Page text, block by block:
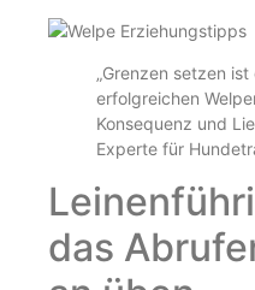
„Grenzen setzen
erfolgreichen
Konsequenz und
Experte für
das